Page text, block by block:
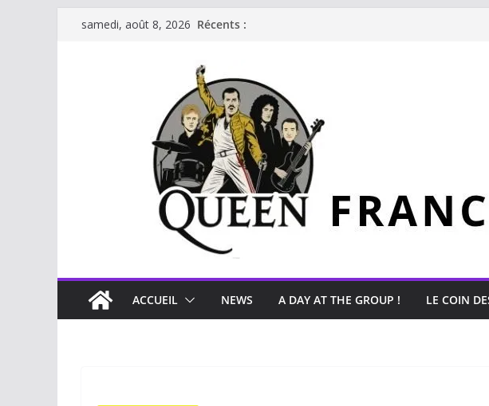
samedi, août 8, 2026 Récents :
ACCUEIL NEWS A DAY AT THE GROUP ! LE COIN